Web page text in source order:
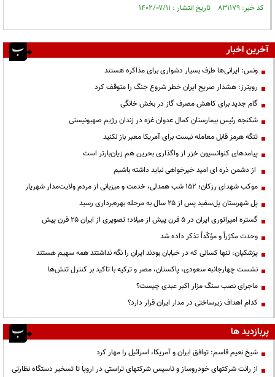
کد خبر: ۸۳۱۱۷۹ تاریخ انتشار : ۱۴۰۲/۰۷/۱۱
آخرین اخبار
ونس: ایرانی‌ها طرف بسیار دشواری برای مذاکره هستند
رویترز: هشدار صریح ایران خطر شروع جنگ را متوقف کرد
گام جدید برای کاهش مصرف گاز در بخش خانگی
شکنجه رئیس بیمارستان کمال عدوان غزه در زندان رژیم صهیونیستی
تنگه هرمز قابل معامله نیست برای آمریکا معبر باز نکنید
پیامدهای کنوانسیون خزر از واگذاری بحرین هم زیان‌بارتر است
از دشمن ذره ای امید خیرخواهی نباید داشته باشیم
موکب شهدای رزکان؛ ۱۵۲ شب همدلی، خدمت و میزبانی از مردم ولایت‌مدار شهریار
پل شهرستان پل‌سفید پس از ۲۵ سال به مرحله بهره‌برداری رسید
گستره امپراتوری ایران در ۵ قرن پیش از میلاد؛ تصویری از ایران ۲۵ قرن پیش
وحدت مکرّراً و مؤکّداً تذکر داده شد
پزشکیان: تنها کسانی که در خیابان بودند ایران را نگه نداشتند همه سهیم هستند
نشست چهارجانبه سعودی، پاکستان، مصر و ترکیه با تاکید بر کنترل تنش‌ها
ماجرای نصب سنگ مزار اکبر عبدی چیست؟
کدام اهداف زیرساختی در مدار ایران قرار دارد؟
پربازدید ها
شیخ نعیم قاسم: توافق ایران و آمریکا، اسرائیل را مهار کرد
از رانت‌ شرکتهای خودروساز و تاسیس شرکتهای تراستی در اروپا تا تسخیر دستگاه نظارتی